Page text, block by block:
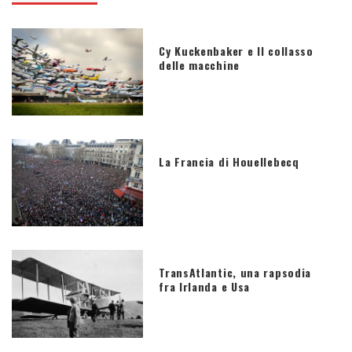
Cy Kuckenbaker e Il collasso
delle macchine
La Francia di Houellebecq
TransAtlantic, una rapsodia
fra Irlanda e Usa